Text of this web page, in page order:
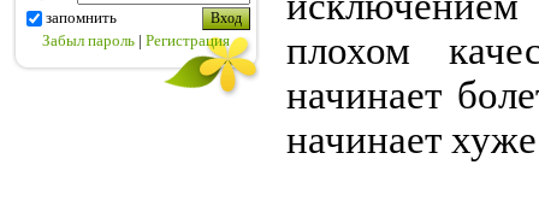
запомнить
Забыл пароль | Регистрация
плохом
начинает
начинает